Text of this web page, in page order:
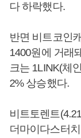
다 하락했다.
반면 비트코인
1400원에 거래
크는 1LINK(체
2% 상승했다.
비트토렌트
더마이다스터